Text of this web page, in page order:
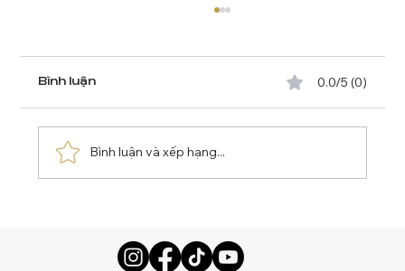
Bình luận 0.0/5 (0)
Bình luận và xếp hạng...